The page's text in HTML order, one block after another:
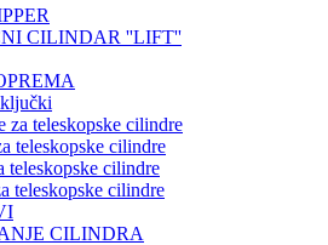
CILINDAR ''LIFT''
za teleskopske cilindre
teleskopske cilindre
teleskopske cilindre
teleskopske cilindre
CILINDRA